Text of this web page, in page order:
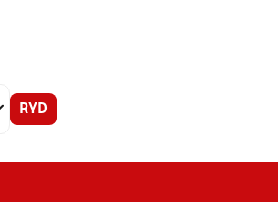
RYD